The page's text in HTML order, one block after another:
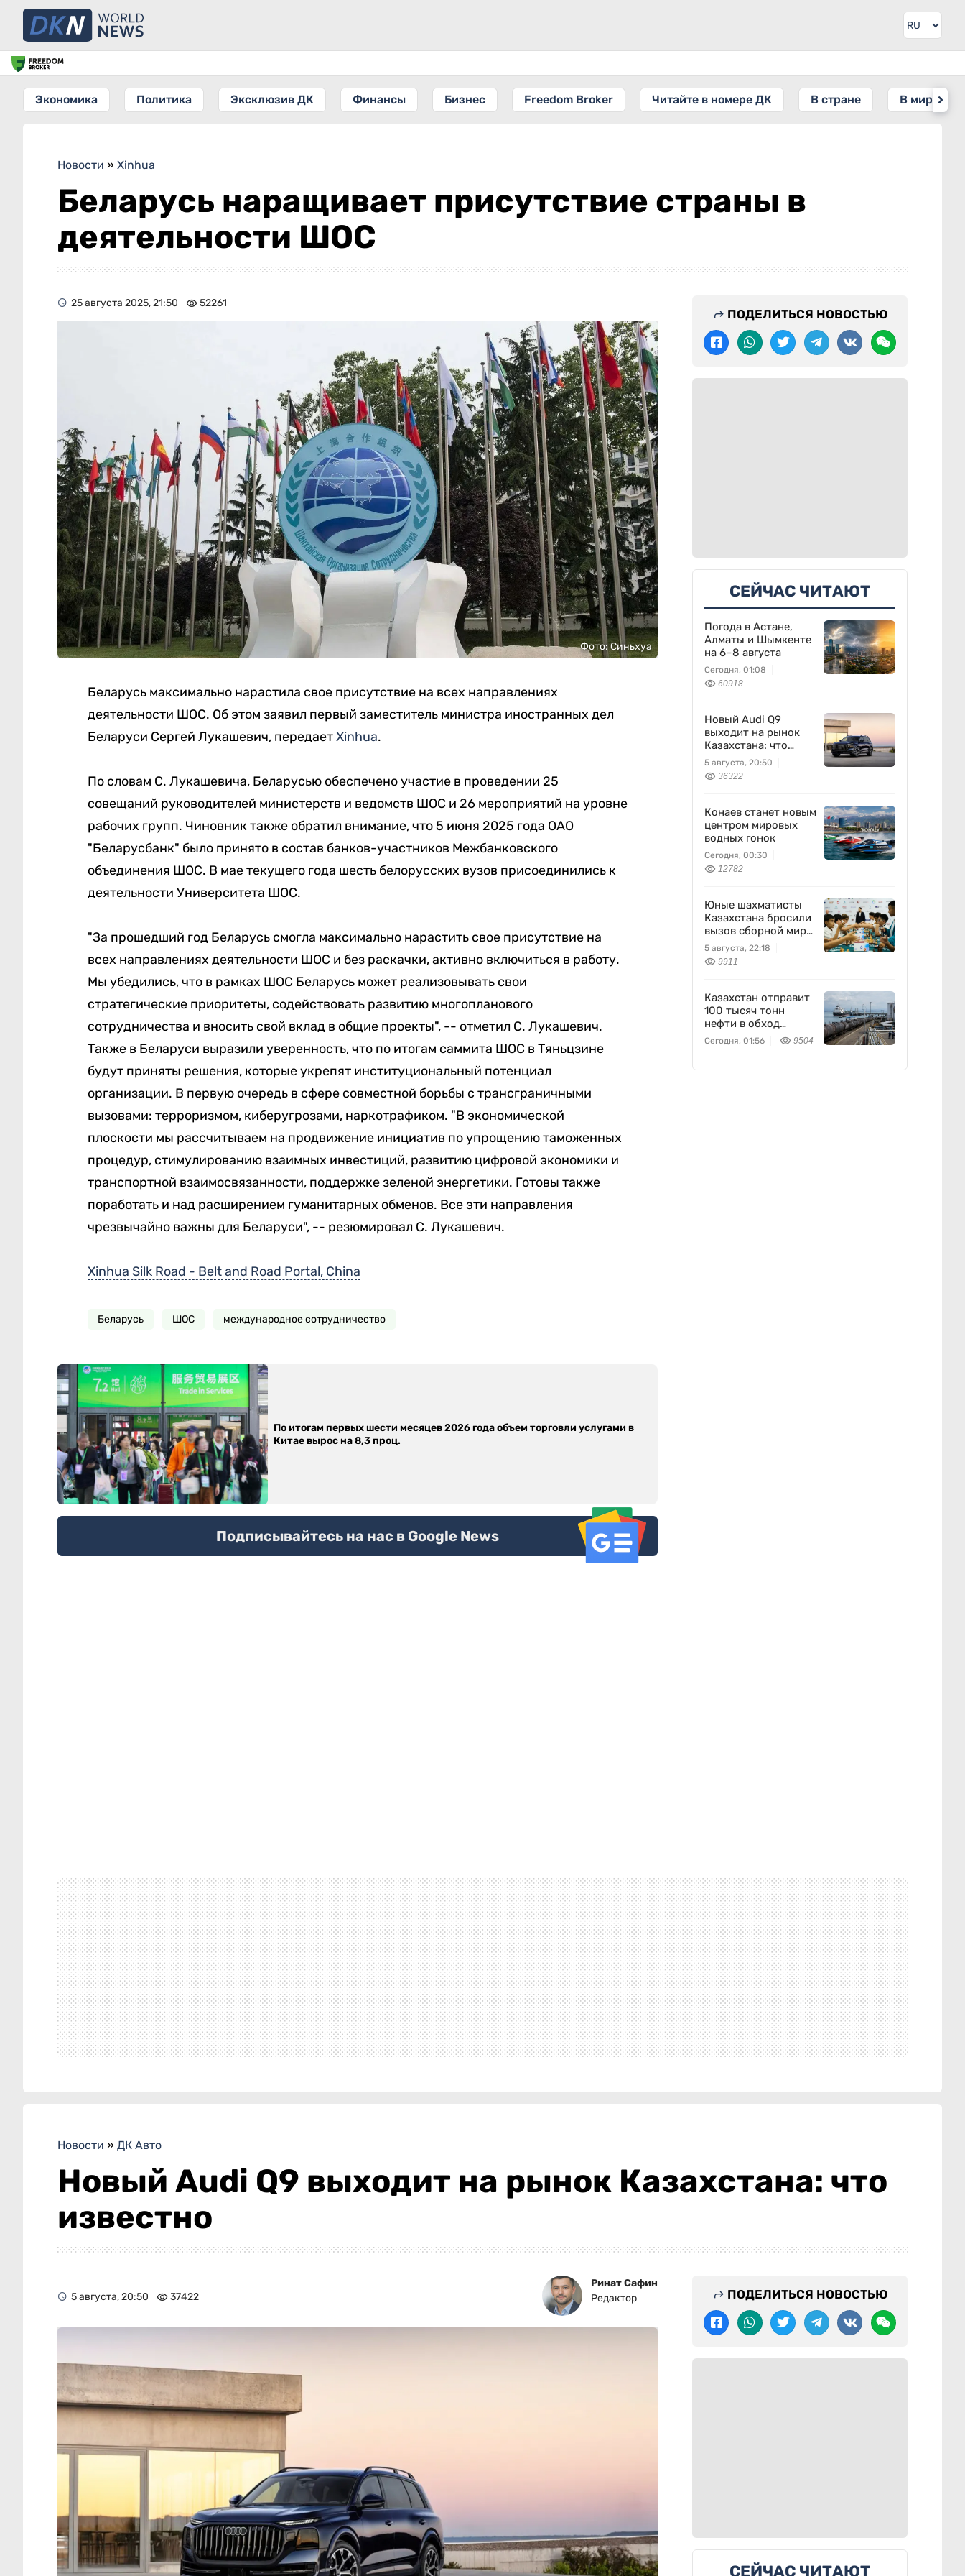
Экономика Политика Эксклюзив ДК Финансы Бизнес Freedom Broker Читайте в номере ДК В стране В мире
Новости » Xinhua
Беларусь наращивает присутствие страны в
деятельности ШОС
25 августа 2025, 21:50 52261
Фото: Синьхуа
Беларусь максимально нарастила свое присутствие на всех направлениях
деятельности ШОС. Об этом заявил первый заместитель министра иностранных дел
Беларуси Сергей Лукашевич, передаетXinhua.
По словам С. Лукашевича, Беларусью обеспечено участие в проведении 25
совещаний руководителей министерств и ведомств ШОС и 26 мероприятий на уровне
рабочих групп. Чиновник также обратил внимание, что 5 июня 2025 года ОАО
"Беларусбанк" было принято в состав банков-участников Межбанковского
объединения ШОС. В мае текущего года шесть белорусских вузов присоединились к
деятельности Университета ШОС.
"За прошедший год Беларусь смогла максимально нарастить свое присутствие на
всех направлениях деятельности ШОС и без раскачки, активно включиться в работу.
Мы убедились, что в рамках ШОС Беларусь может реализовывать свои
стратегические приоритеты, содействовать развитию многопланового
сотрудничества и вносить свой вклад в общие проекты", -- отметил С. Лукашевич.
Также в Беларуси выразили уверенность, что по итогам саммита ШОС в Тяньцзине
будут приняты решения, которые укрепят институциональный потенциал
организации. В первую очередь в сфере совместной борьбы с трансграничными
вызовами: терроризмом, киберугрозами, наркотрафиком. "В экономической
плоскости мы рассчитываем на продвижение инициатив по упрощению таможенных
процедур, стимулированию взаимных инвестиций, развитию цифровой экономики и
транспортной взаимосвязанности, поддержке зеленой энергетики. Готовы также
поработать и над расширением гуманитарных обменов. Все эти направления
чрезвычайно важны для Беларуси", -- резюмировал С. Лукашевич.
Xinhua Silk Road - Belt and Road Portal, China
Беларусь ШОС международное сотрудничество
По итогам первых шести месяцев 2026 года объем торговли услугами в
Китае вырос на 8,3 проц.
Подписывайтесь на нас в Google News
ПОДЕЛИТЬСЯ НОВОСТЬЮ
СЕЙЧАС ЧИТАЮТ
Погода в Астане,
Алматы и Шымкенте
на 6–8 августа
Сегодня, 01:08
60918
Новый Audi Q9
выходит на рынок
Казахстана: что
известно
5 августа, 20:50
36322
Конаев станет новым
центром мировых
водных гонок
Сегодня, 00:30
12782
Юные шахматисты
Казахстана бросили
вызов сборной мира
и выиграли
5 августа, 22:18
9911
Казахстан отправит
100 тысяч тонн
нефти в обход
России
Сегодня, 01:56 9504
Новости » ДК Авто
Новый Audi Q9 выходит на рынок Казахстана: что
известно
5 августа, 20:50 37422
Ринат Сафин
Редактор
ПОДЕЛИТЬСЯ НОВОСТЬЮ
СЕЙЧАС ЧИТАЮТ